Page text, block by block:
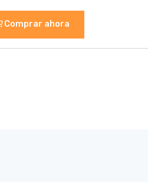
Comprar ahora